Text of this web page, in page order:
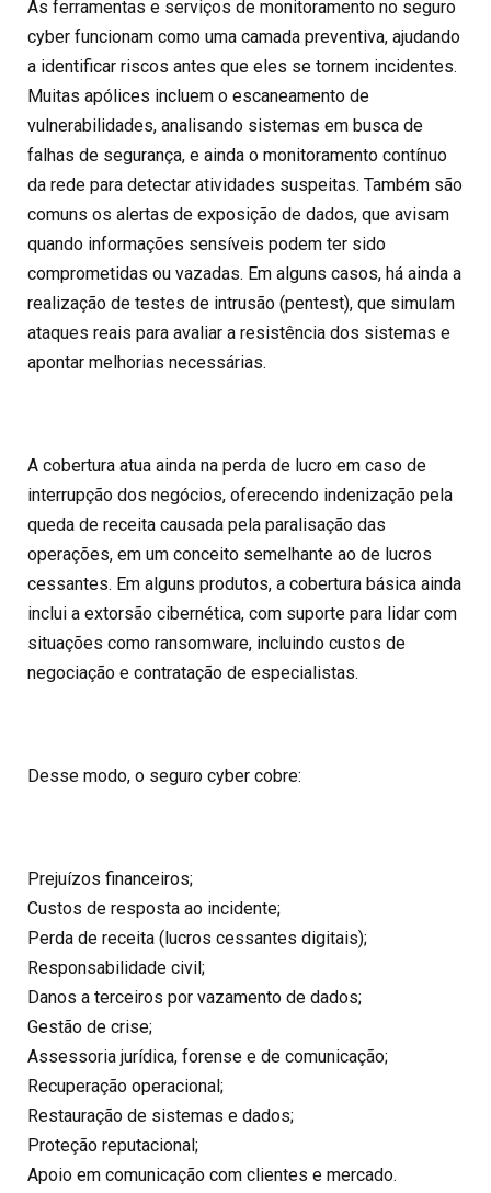
As ferramentas e serviços de monitoramento no seguro
cyber funcionam como uma camada preventiva, ajudando
a identificar riscos antes que eles se tornem incidentes.
Muitas apólices incluem o escaneamento de
vulnerabilidades, analisando sistemas em busca de
falhas de segurança, e ainda o monitoramento contínuo
da rede para detectar atividades suspeitas. Também são
comuns os alertas de exposição de dados, que avisam
quando informações sensíveis podem ter sido
comprometidas ou vazadas. Em alguns casos, há ainda a
realização de testes de intrusão (pentest), que simulam
ataques reais para avaliar a resistência dos sistemas e
apontar melhorias necessárias.
A cobertura atua ainda na perda de lucro em caso de
interrupção dos negócios, oferecendo indenização pela
queda de receita causada pela paralisação das
operações, em um conceito semelhante ao de lucros
cessantes. Em alguns produtos, a cobertura básica ainda
inclui a extorsão cibernética, com suporte para lidar com
situações como ransomware, incluindo custos de
negociação e contratação de especialistas.
Desse modo, o seguro cyber cobre:
Prejuízos financeiros;
Custos de resposta ao incidente;
Perda de receita (lucros cessantes digitais);
Responsabilidade civil;
Danos a terceiros por vazamento de dados;
Gestão de crise;
Assessoria jurídica, forense e de comunicação;
Recuperação operacional;
Restauração de sistemas e dados;
Proteção reputacional;
Apoio em comunicação com clientes e mercado.